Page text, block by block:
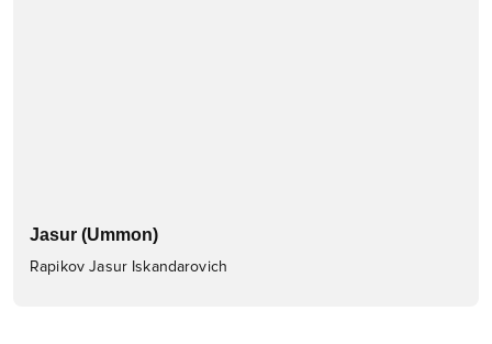
Jasur (Ummon)
Rapikov Jasur Iskandarovich